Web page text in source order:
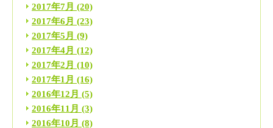
2017年7月 (20)
2017年6月 (23)
2017年5月 (9)
2017年4月 (12)
2017年2月 (10)
2017年1月 (16)
2016年12月 (5)
2016年11月 (3)
2016年10月 (8)